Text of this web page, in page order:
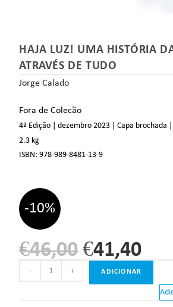
HAJA LUZ! UMA HISTÓRIA
ATRAVÉS DE TUDO
Jorge Calado
Fora de Colecão
4ª Edição | dezembro 2023 | Capa brochada
2.3 kg
ISBN:978-989-8481-13-9
-10%
€46,00 €41,40
- + ADICIONAR